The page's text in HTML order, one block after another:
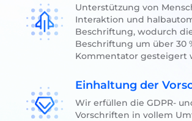
Unterstützung von
Interaktion und
Beschriftung, wodurch
Beschriftung um über 30
Kommentator gesteigert
Einhaltung der
Wir erfüllen die GDPR-
Vorschriften in vollem